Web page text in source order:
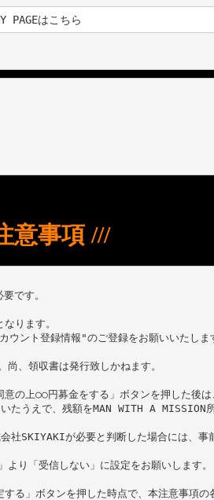
PAGEはこちら
意事項 ///
です。
ります。
ウント登録情報"のご登録をお願いいたしま
、領収書は発行致しかねます。
の上○○円募金をする」ボタンを押した後
たうえで、残額をMAN WITH A MISSION
社SKIYAKIが必要と判断した場合には、事
」より「受信しない」に設定をお願いします。
る」ボタンを押した時点で、本注意事項